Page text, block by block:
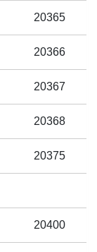
20365
20366
20367
20368
20375
20400